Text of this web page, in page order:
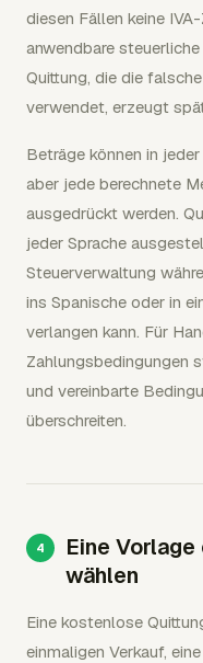
diesen Fällen keine
anwendbare
Quittung, die die
verwendet, erzeugt
Beträge können in
aber jede berechnete
ausgedrückt werden.
jeder Sprache
Steuerverwaltung
ins Spanische oder in
verlangen kann. Für
Zahlungsbedingungen
und vereinbarte
überschreiten.
Eine
wählen
Eine kostenlose
einmaligen Verkauf,